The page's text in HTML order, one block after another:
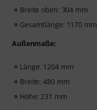
Breite oben: 304 mm
Gesamtlänge: 1170 mm
Außenmaße:
Länge: 1204 mm
Breite: 480 mm
Höhe: 231 mm